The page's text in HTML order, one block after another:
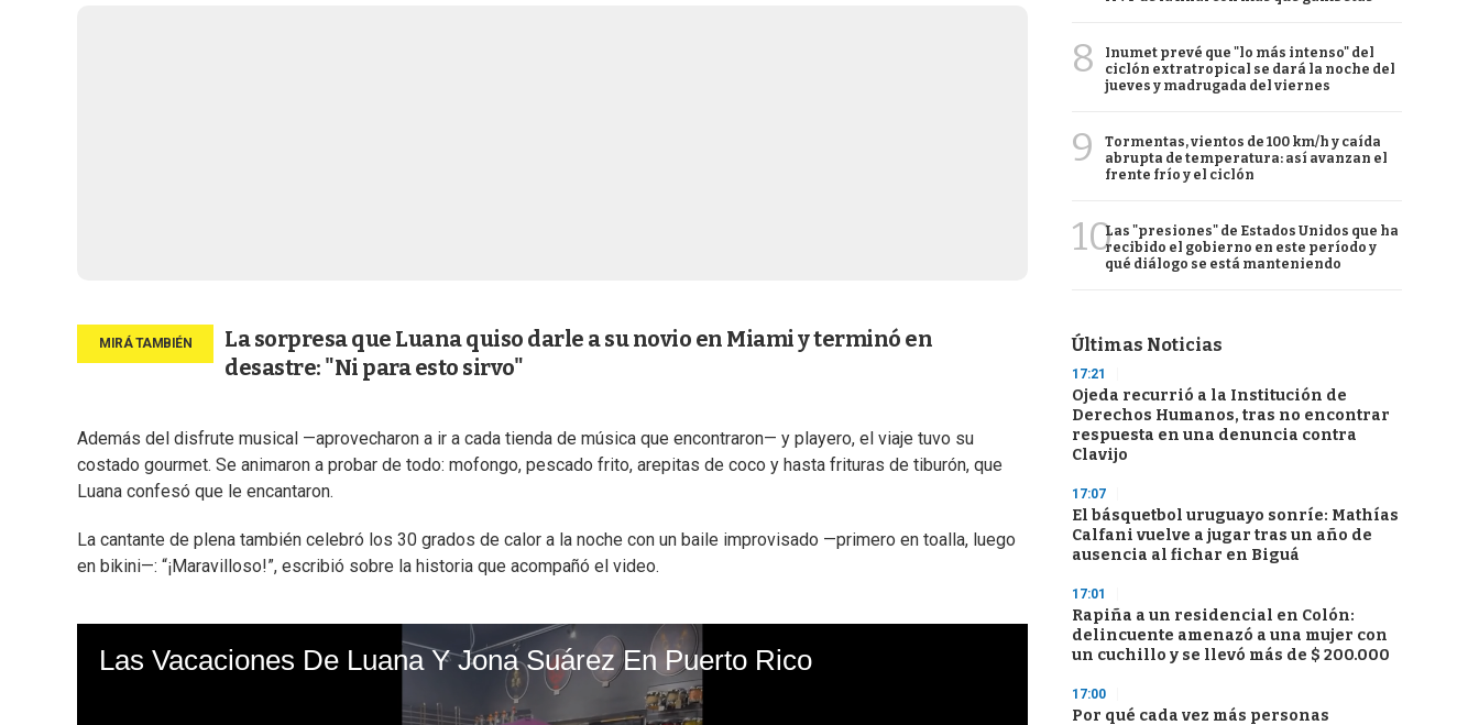
La sorpresa que Luana quiso darle a su novio en Miami y terminó en
desastre: "Ni para esto sirvo"
Además del disfrute musical —aprovecharon a ir a cada tienda de música que encontraron— y playero, el viaje tuvo su
costado gourmet. Se animaron a probar de todo: mofongo, pescado frito, arepitas de coco y hasta frituras de tiburón, que
Luana confesó que le encantaron.
La cantante de plena también celebró los 30 grados de calor a la noche con un baile improvisado —primero en toalla, luego
en bikini—: “¡Maravilloso!”, escribió sobre la historia que acompañó el video.
8
Inumet prevé que "lo más intenso" del
ciclón extratropical se dará la noche del
jueves y madrugada del viernes
9
Tormentas, vientos de 100 km/h y caída
abrupta de temperatura: así avanzan el
frente frío y el ciclón
10Las "presiones" de Estados Unidos que ha
recibido el gobierno en este período y
qué diálogo se está manteniendo
Últimas Noticias
17:21
Ojeda recurrió a la Institución de
Derechos Humanos, tras no encontrar
respuesta en una denuncia contra
Clavijo
17:07
El básquetbol uruguayo sonríe: Mathías
Calfani vuelve a jugar tras un año de
ausencia al fichar en Biguá
17:01
Rapiña a un residencial en Colón:
delincuente amenazó a una mujer con
un cuchillo y se llevó más de $ 200.000
17:00
Por qué cada vez más personas